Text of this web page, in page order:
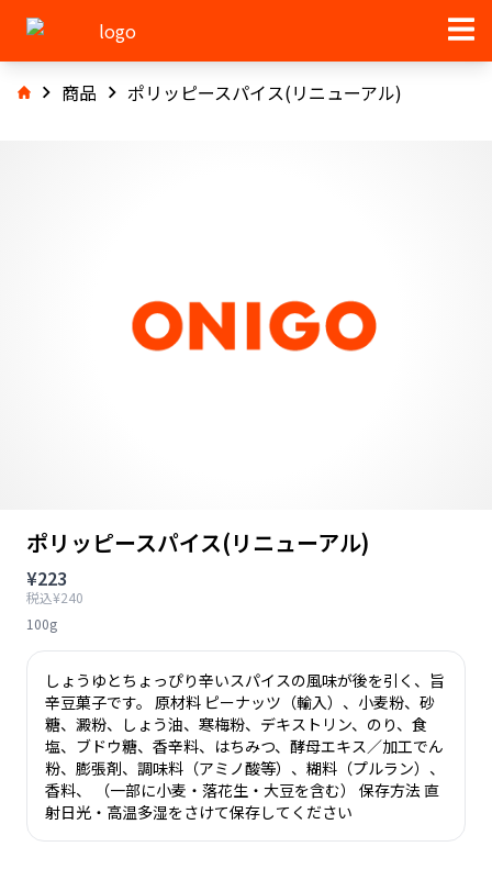
商品 ポリッピースパイス(リニューアル)
ポリッピースパイス(リニューアル)
¥223
税込¥240
100g
しょうゆとちょっぴり辛いスパイスの風味が後を引く、旨
辛豆菓子です。 原材料 ピーナッツ（輸入）、小麦粉、砂
糖、澱粉、しょう油、寒梅粉、デキストリン、のり、食
塩、ブドウ糖、香辛料、はちみつ、酵母エキス／加工でん
粉、膨張剤、調味料（アミノ酸等）、糊料（プルラン）、
香料、 （一部に小麦・落花生・大豆を含む） 保存方法 直
射日光・高温多湿をさけて保存してください